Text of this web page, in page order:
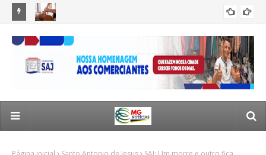
Santo Antônio de Jesus
SANTO ANTONIO DE JESUS